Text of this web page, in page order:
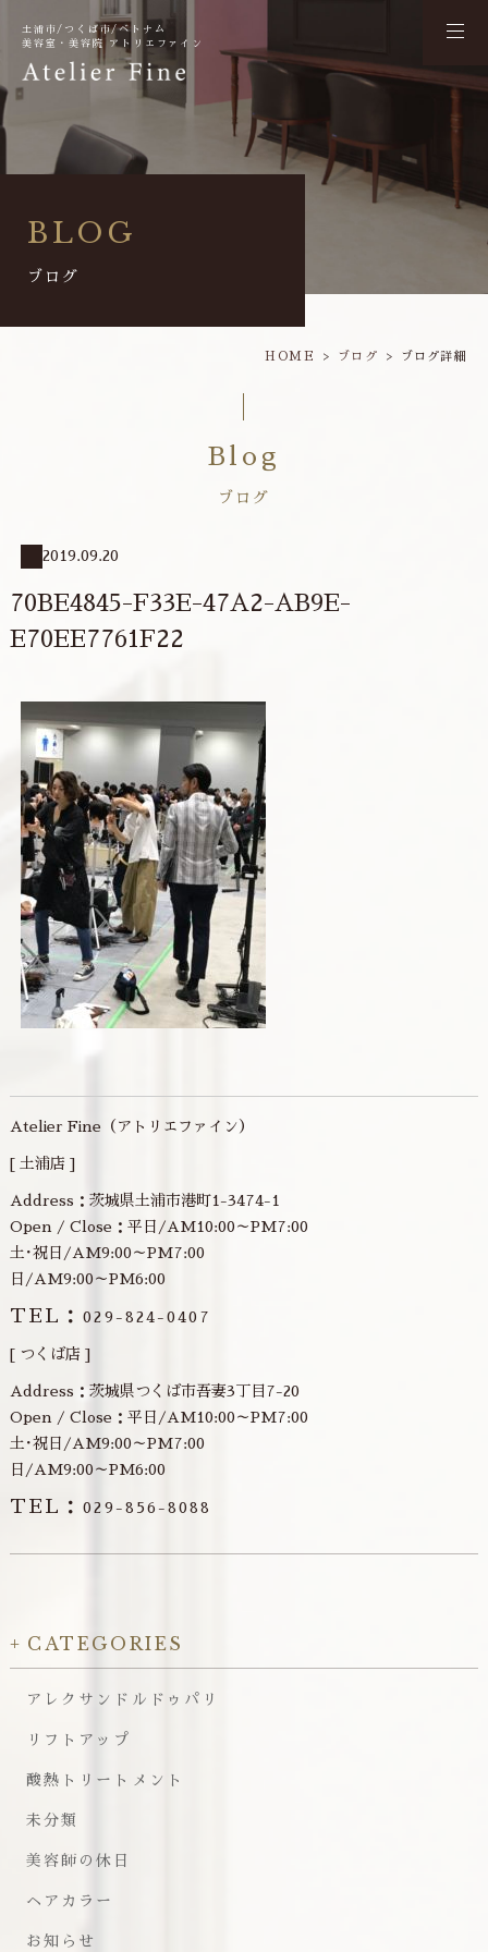
土浦市/つくば市/ベトナム
美容室・美容院 アトリエファイン
BLOG
ブログ
HOME ブログ ブログ詳細
Blog
ブログ
2019.09.20
70BE4845-F33E-47A2-AB9E-
E70EE7761F22
Atelier Fine（アトリエファイン）
[ 土浦店 ]
Address：茨城県土浦市港町1-3474-1
Open / Close：平日/AM10:00～PM7:00
土･祝日/AM9:00～PM7:00
日/AM9:00～PM6:00
TEL：029-824-0407
[ つくば店 ]
Address：茨城県つくば市吾妻3丁目7-20
Open / Close：平日/AM10:00～PM7:00
土･祝日/AM9:00～PM7:00
日/AM9:00～PM6:00
TEL：029-856-8088
CATEGORIES
アレクサンドルドゥパリ
リフトアップ
酸熱トリートメント
未分類
美容師の休日
ヘアカラー
お知らせ